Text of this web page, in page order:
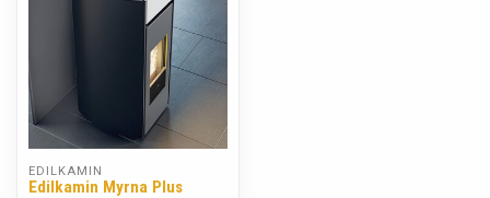
EDILKAMIN
Edilkamin Myrna Plus